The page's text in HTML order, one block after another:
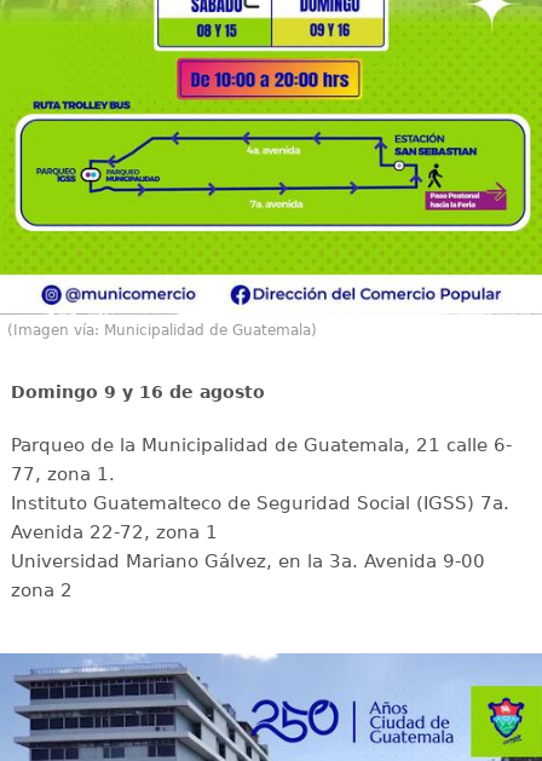
(Imagen vía: Municipalidad de Guatemala)
Domingo 9 y 16 de agosto
Parqueo de la Municipalidad de Guatemala, 21 calle 6-
77, zona 1.
Instituto Guatemalteco de Seguridad Social (IGSS) 7a.
Avenida 22-72, zona 1
Universidad Mariano Gálvez, en la 3a. Avenida 9-00
zona 2